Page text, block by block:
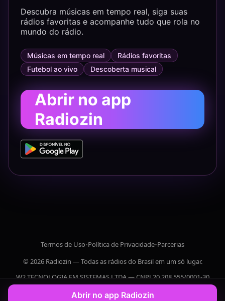
Descubra músicas em tempo real, siga suas
rádios favoritas e acompanhe tudo que rola no
mundo do rádio.
Músicas em tempo real
Rádios favoritas
Futebol ao vivo
Descoberta musical
Abrir no app
Radiozin
Termos de Uso•Política de Privacidade•Parcerias
© 2026 Radiozin — Todas as rádios do Brasil em um só lugar.
W2 TECNOLOGIA EM SISTEMAS LTDA — CNPJ 20.208.555/0001-30
Abrir no app Radiozin